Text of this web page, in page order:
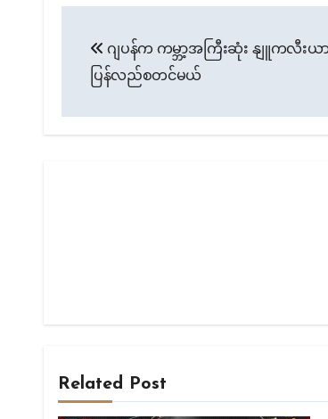
navigation
ဂျပန်က ကမ္ဘာ့အကြီးဆုံး နျူကလီးယ
ပြန်လည်စတင်မယ်
Related Post